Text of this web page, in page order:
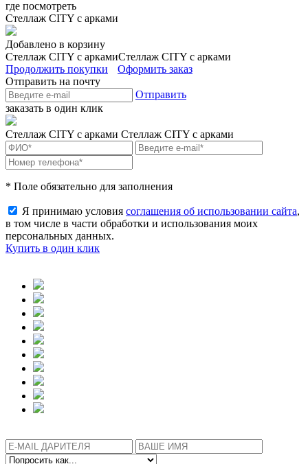
где посмотреть
Стеллаж CITY с арками
Добавлено в корзину
Стеллаж CITY с аркамиСтеллаж CITY с арками
Продолжить покупки
Оформить заказ
Отправить на почту
Отправить
заказать в один клик
Стеллаж CITY с арками Стеллаж CITY с арками
* Поле обязательно для заполнения
Я принимаю условия соглашения об использовании сайта,
в том числе в части обработки и использования моих
персональных данных.
Купить в один клик